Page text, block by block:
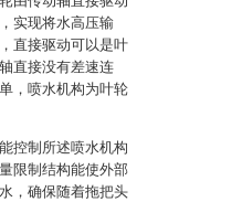
实现将水高压输
直接驱动可以是叶
直接没有差速连
，喷水机构为叶轮
控制所述喷水机构
限制结构能使外部
，确保随着拖把头